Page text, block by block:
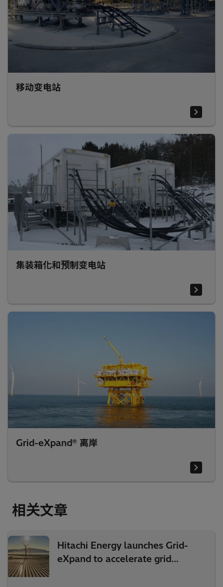
移动变电站
集装箱化和预制变电站
Grid-eXpand® 离岸
相关文章
Hitachi Energy launches Grid-
eXpand to accelerate grid